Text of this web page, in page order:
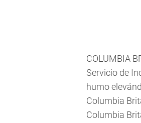
COLUMBIA
Servicio de
humo
Columbia
Columbia